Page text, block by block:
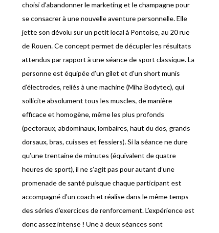
choisi d’abandonner le marketing et le champagne pour
se consacrer à une nouvelle aventure personnelle. Elle
jette son dévolu sur un petit local à Pontoise, au 20 rue
de Rouen. Ce concept permet de décupler les résultats
attendus par rapport à une séance de sport classique. La
personne est équipée d’un gilet et d’un short munis
d’électrodes, reliés à une machine (Miha Bodytec), qui
sollicite absolument tous les muscles, de manière
efficace et homogène, même les plus profonds
(pectoraux, abdominaux, lombaires, haut du dos, grands
dorsaux, bras, cuisses et fessiers). Si la séance ne dure
qu’une trentaine de minutes (équivalent de quatre
heures de sport), il ne s’agit pas pour autant d’une
promenade de santé puisque chaque participant est
accompagné d’un coach et réalise dans le même temps
des séries d’exercices de renforcement. L’expérience est
donc assez intense ! Une à deux séances sont